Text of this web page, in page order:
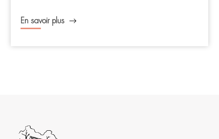
En savoir plus